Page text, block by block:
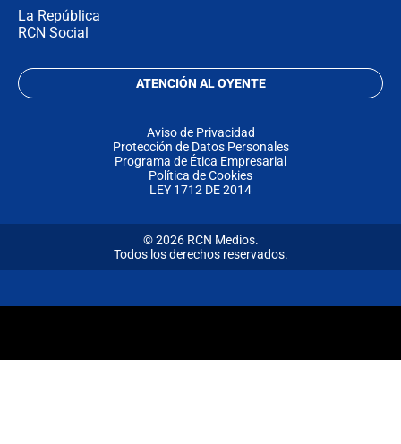
La República
RCN Social
ATENCIÓN AL OYENTE
Aviso de Privacidad
Protección de Datos Personales
Programa de Ética Empresarial
Política de Cookies
LEY 1712 DE 2014
© 2026 RCN Medios.
Todos los derechos reservados.